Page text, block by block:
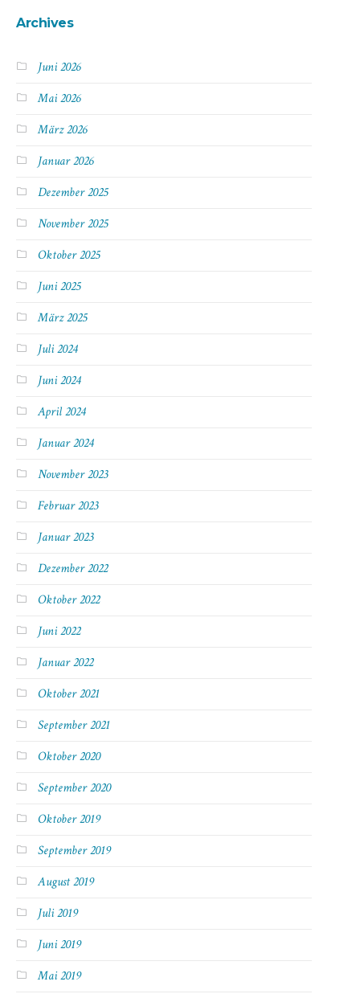
Archives
Juni 2026
Mai 2026
März 2026
Januar 2026
Dezember 2025
November 2025
Oktober 2025
Juni 2025
März 2025
Juli 2024
Juni 2024
April 2024
Januar 2024
November 2023
Februar 2023
Januar 2023
Dezember 2022
Oktober 2022
Juni 2022
Januar 2022
Oktober 2021
September 2021
Oktober 2020
September 2020
Oktober 2019
September 2019
August 2019
Juli 2019
Juni 2019
Mai 2019